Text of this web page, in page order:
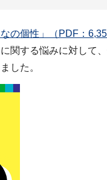
の個性」（PDF：
関する悩みに対して
した。